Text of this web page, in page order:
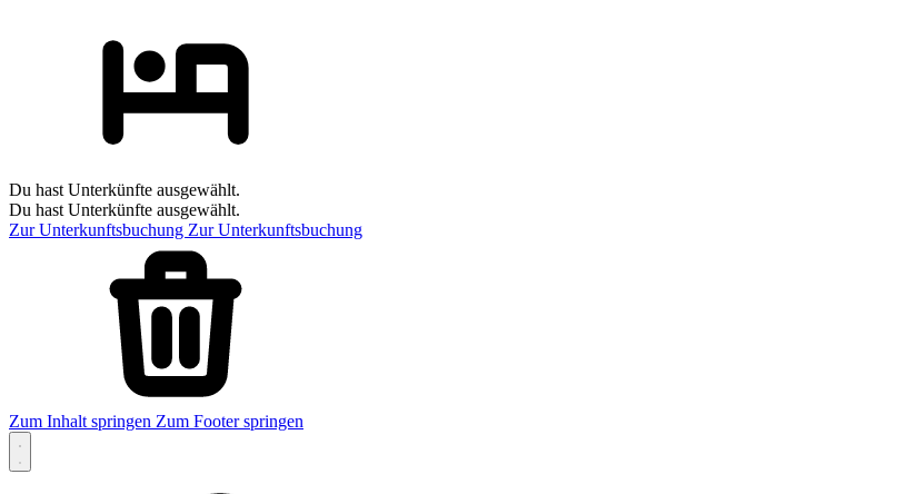
Du hast Unterkünfte ausgewählt.
Du hast Unterkünfte ausgewählt.
Zur Unterkunftsbuchung Zur Unterkunftsbuchung
Zum Inhalt springen Zum Footer springen